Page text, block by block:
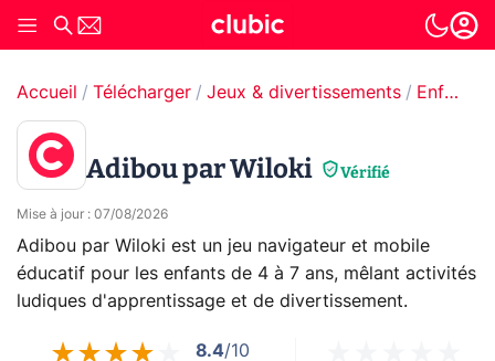
Accueil Télécharger Jeux & divertissements Enfance & petite enfance
Adibou par Wiloki Vérifié
Mise à jour : 07/08/2026
Adibou par Wiloki est un jeu navigateur et mobile
éducatif pour les enfants de 4 à 7 ans, mêlant activités
ludiques d'apprentissage et de divertissement.
8.4/10